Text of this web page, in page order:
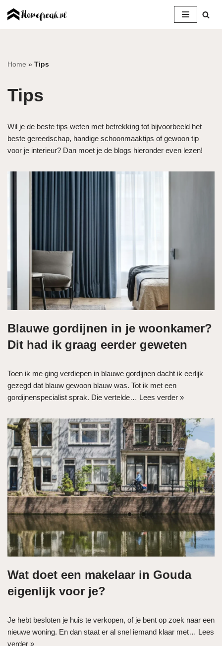
inhoud
Home » Tips
Tips
Wil je de beste tips weten met betrekking tot bijvoorbeeld het
beste gereedschap, handige schoonmaaktips of gewoon tip
voor je interieur? Dan moet je de blogs hieronder even lezen!
Blauwe gordijnen in je woonkamer?
Dit had ik graag eerder geweten
Toen ik me ging verdiepen in blauwe gordijnen dacht ik eerlijk
gezegd dat blauw gewoon blauw was. Tot ik met een
gordijnenspecialist sprak. Die vertelde… Lees verder »
Wat doet een makelaar in Gouda
eigenlijk voor je?
Je hebt besloten je huis te verkopen, of je bent op zoek naar een
nieuwe woning. En dan staat er al snel iemand klaar met… Lees
verder »